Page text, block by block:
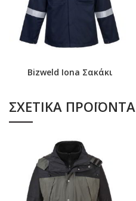
Bizweld Iona Σακάκι
ΣΧΕΤΙΚΆ ΠΡΟΪΌΝΤΑ